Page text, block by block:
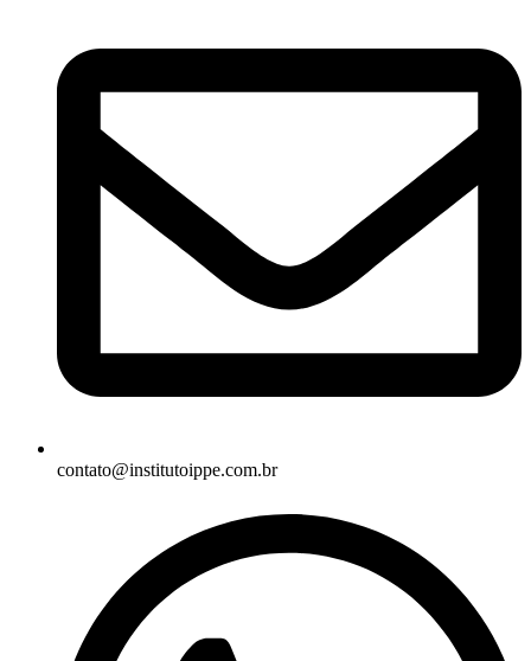
contato@institutoippe.com.br